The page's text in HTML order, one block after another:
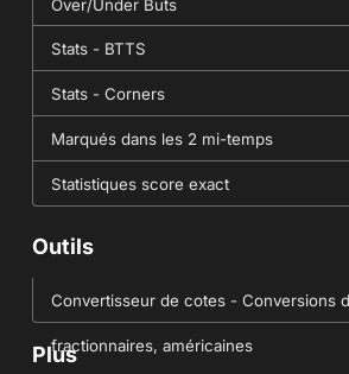
Over/Under Buts
Stats - BTTS
Stats - Corners
Marqués dans les 2 mi-temps
Statistiques score exact
Outils
Convertisseur de cotes - Conversions
fractionnaires, américaines
Plus